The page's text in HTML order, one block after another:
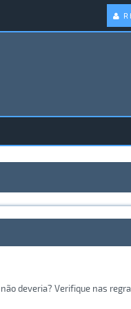
deveria? Verifique nas